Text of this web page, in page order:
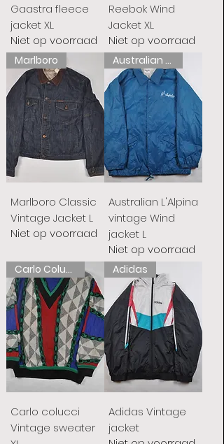
Gaastra fleece
jacket XL
Niet op voorraad
Reebok Wind
Jacket XL
Niet op voorraad
Marlboro
Marlboro Classic
Vintage Jacket L
Niet op voorraad
Australian L'Alpina
Australian L'Alpina
vintage Wind
jacket L
Niet op voorraad
Carlo Colucci
Carlo colucci
Vintage sweater
Adidas
Adidas Vintage
jacket